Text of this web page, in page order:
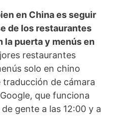
en China es seguir
de los restaurantes
la puerta y menús en
restaurantes
solo en chino
traducción de cámara
que funciona
gente a las 12:00 y a